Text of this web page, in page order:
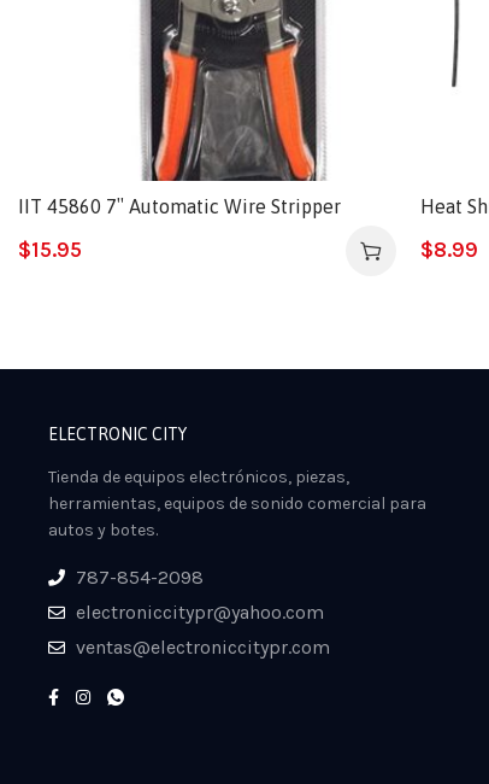
IIT 45860 7″ Automatic Wire Stripper
$15.95
Heat
$8.99
ELECTRONIC CITY
Tienda de equipos electrónicos, piezas,
herramientas, equipos de sonido comercial para
autos y botes.
787-854-2098
electroniccitypr@yahoo.com
ventas@electroniccitypr.com